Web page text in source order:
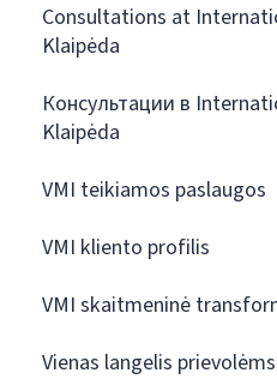
Consultations at
Klaipėda
Консультации в
Klaipėda
VMI teikiamos paslaugos
VMI kliento profilis
VMI skaitmeninė
Vienas langelis